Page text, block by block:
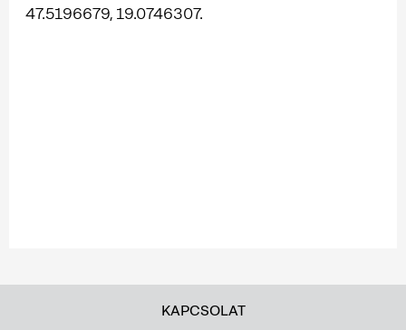
47.5196679, 19.0746307.
KAPCSOLAT